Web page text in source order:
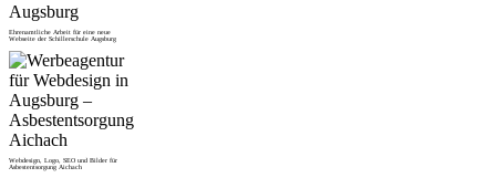
Ehrenamtliche Arbeit für eine neue
Webseite der Schillerschule Augsburg
Webdesign, Logo, SEO und Bilder für
Asbestentsorgung Aichach